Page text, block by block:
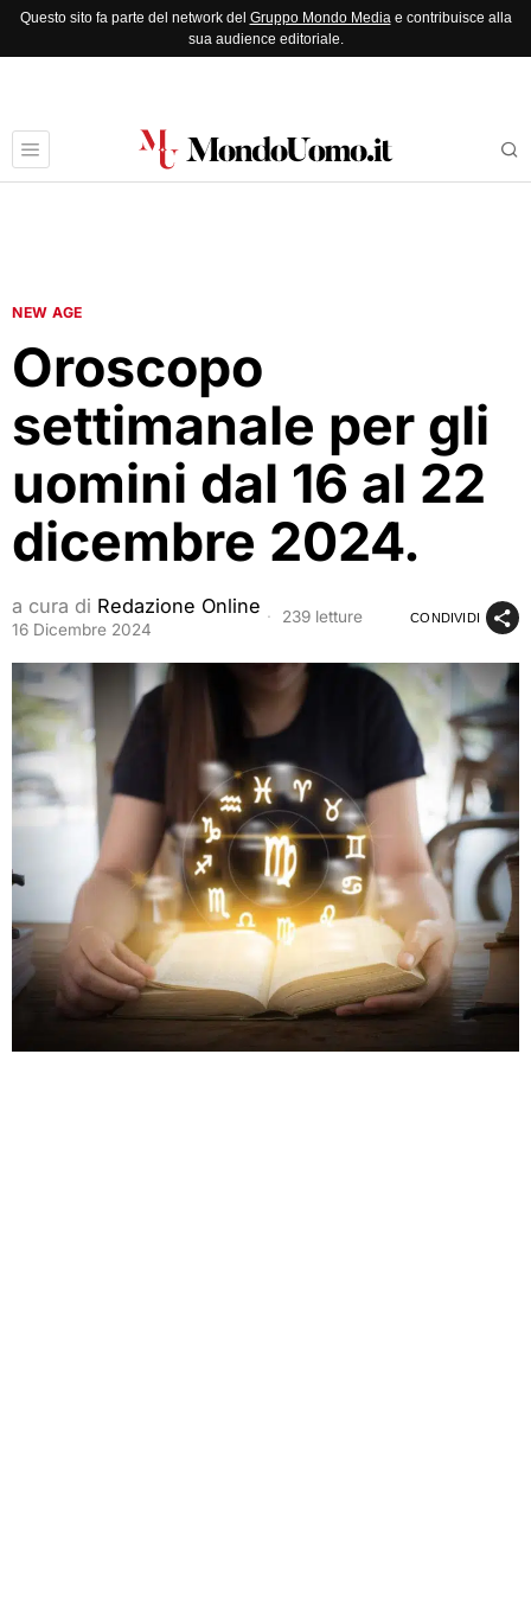
Questo sito fa parte del network del Gruppo Mondo Mediae contribuisce alla
sua audience editoriale.
NEW AGE
Oroscopo
settimanale per gli
uomini dal 16 al 22
dicembre 2024.
a cura di Redazione Online
16 Dicembre 2024
239 letture CONDIVIDI